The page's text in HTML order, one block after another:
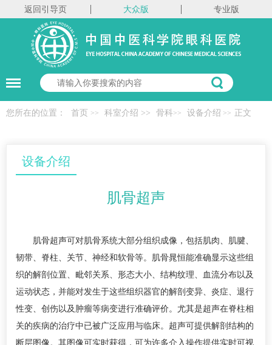
返回引导页 大众版 专业版
您所在的位置： 首页 >> 科室介绍 >> 骨科>> 设备介绍 >> 正文
设备介绍
肌骨超声
肌骨超声可对肌骨系统大部分组织成像，包括肌肉、肌腱、
韧带、脊柱、关节、神经和软骨等。肌骨晁恒能准确显示这些组
织的解剖位置、毗邻关系、形态大小、结构纹理、血流分布以及
运动状态，并能对发生于这些组织器官的解剖变异、炎症、退行
性变、创伤以及肿瘤等病变进行准确评价。尤其是超声在脊柱相
关的疾病的治疗中已被广泛应用与临床。超声可提供解剖结构的
断层图像。其图像可实时获得，可为许多介入操作提供实时可视